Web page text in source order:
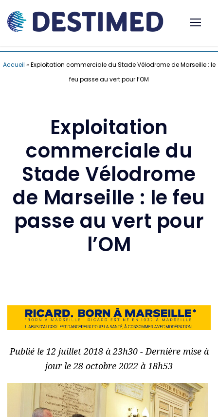
Accueil » Exploitation commerciale du Stade Vélodrome de Marseille : le
feu passe au vert pour l’OM
Exploitation
commerciale du
Stade Vélodrome
de Marseille : le feu
passe au vert pour
l’OM
Publié le 12 juillet 2018 à 23h30 - Dernière mise à
jour le 28 octobre 2022 à 18h53